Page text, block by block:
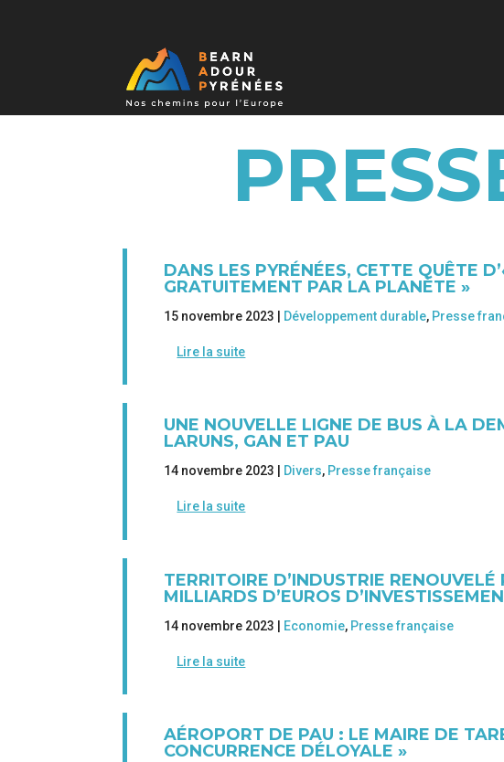
DANS LES PYRÉNÉES, CETTE QUÊTE
GRATUITEMENT PAR LA PLANÈTE »
15 novembre 2023 | Développement durable, Presse
Lire la suite
UNE NOUVELLE LIGNE DE BUS À LA
LARUNS, GAN ET PAU
14 novembre 2023 | Divers, Presse française
Lire la suite
TERRITOIRE D’INDUSTRIE
MILLIARDS D’EUROS
14 novembre 2023 | Economie, Presse française
Lire la suite
AÉROPORT DE PAU : LE MAIRE DE
CONCURRENCE DÉLOYALE »